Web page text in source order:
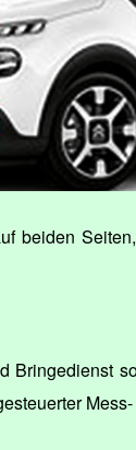
beiden
Bringedienst